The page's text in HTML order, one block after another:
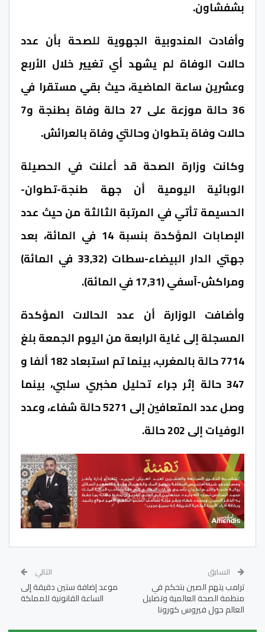
بشفشاون.
وأفادت المندوبية الجهوية للصحة بأن عدد
حالات الوفاة لم يشهد أي تغيير خلال الأربع
وعشرين ساعة الماضية، حيث بقي مستقرا في
36 حالة موزعة على 27 حالة وفاة بطنجة و7
حالات وفاة بتطوان وحالتي وفاة بالعرائش.
وكانت وزارة الصحة قد أعلنت في الحصيلة
الوبائية اليومية أن جهة طنجة-تطوان-
الحسيمة تأتي في المرتبة الثالثة من حيث عدد
الإصابات المؤكدة بنسبة 14 في المائة، بعد
جهتي الدار البيضاء-سطات (33,32 في المائة)
ومراكش-آسفي (17,31 في المائة).
وأضافت الوزارة أن عدد الحالات المؤكدة
المسجلة إلى غاية الرابعة من اليوم الجمعة بلغ
7714 حالة بالمغرب، بينما تم استبعاد 182 ألفا و
347 حالة إثر جراء تحليل مخبري سلبي، بينما
وصل عدد المتعافين إلى 5271 حالة شفاء، وعدد
الوفيات إلى 202 حالة.
السابق
ترامب يتهم الصين بتحكم في
منظمة الصحة العالمية وتضليل
العالم حول فيروس كورونا
التالي
موعد إضافة ستين دقيقة إلى
الساعة القانونية للمملكة